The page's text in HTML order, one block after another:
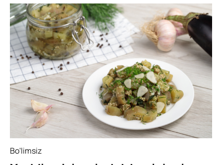
Bo'limsiz